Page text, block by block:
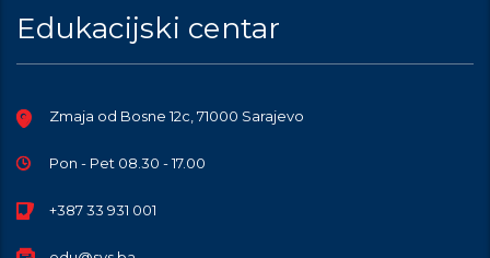
Edukacijski centar
Zmaja od Bosne 12c, 71000 Sarajevo
Pon - Pet 08.30 - 17.00
+387 33 931 001